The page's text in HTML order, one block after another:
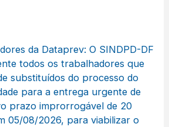
da Dataprev: O SINDPD-DF
todos os trabalhadores que
substituídos do processo do
para a entrega urgente de
prazo improrrogável de 20
05/08/2026, para viabilizar o